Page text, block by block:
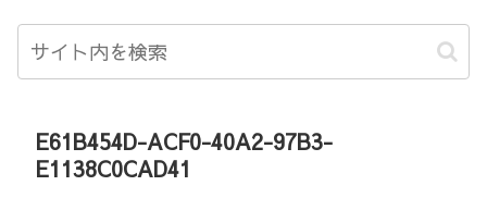
E61B454D-ACF0-40A2-97B3-
E1138C0CAD41